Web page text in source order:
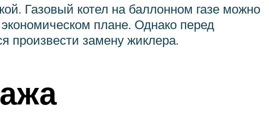
Газовый котел на баллонном газе можно
плане. Однако перед
произвести замену жиклера.